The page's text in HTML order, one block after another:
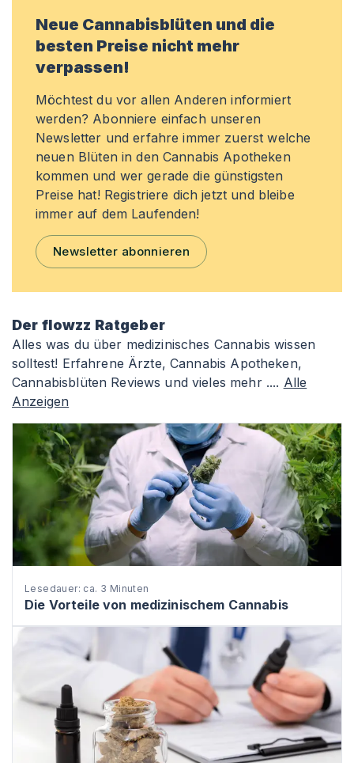
Neue Cannabisblüten und die
besten Preise nicht mehr
verpassen!
Möchtest du vor allen Anderen informiert
werden? Abonniere einfach unseren
Newsletter und erfahre immer zuerst welche
neuen Blüten in den Cannabis Apotheken
kommen und wer gerade die günstigsten
Preise hat! Registriere dich jetzt und bleibe
immer auf dem Laufenden!
Newsletter abonnieren
Der flowzz Ratgeber
Alles was du über medizinisches Cannabis wissen
solltest! Erfahrene Ärzte, Cannabis Apotheken,
Cannabisblüten Reviews und vieles mehr .... Alle
Anzeigen
Lesedauer: ca. 3 Minuten
Die Vorteile von medizinischem Cannabis